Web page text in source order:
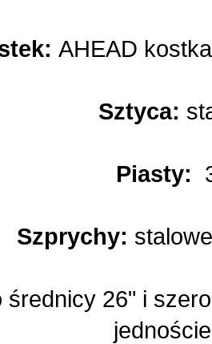
AHEAD
Sztyca:
Piasty:
Szprychy:
średnicy 26" i